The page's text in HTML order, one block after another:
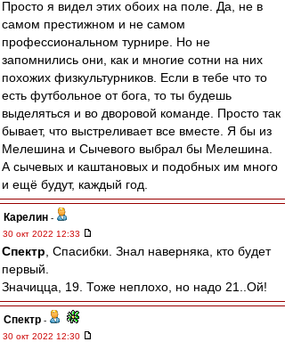
Просто я видел этих обоих на поле. Да, не в
самом престижном и не самом
профессиональном турнире. Но не
запомнились они, как и многие сотни на них
похожих физкультурников. Если в тебе что то
есть футбольное от бога, то ты будешь
выделяться и во дворовой команде. Просто так
бывает, что выстреливает все вместе. Я бы из
Мелешина и Сычевого выбрал бы Мелешина.
А сычевых и каштановых и подобных им много
и ещё будут, каждый год.
Карелин -
30 окт 2022 12:33
Спектр , Спасибки. Знал наверняка, кто будет
первый.
Значицца, 19. Тоже неплохо, но надо 21..Ой!
Спектр -
30 окт 2022 12:30